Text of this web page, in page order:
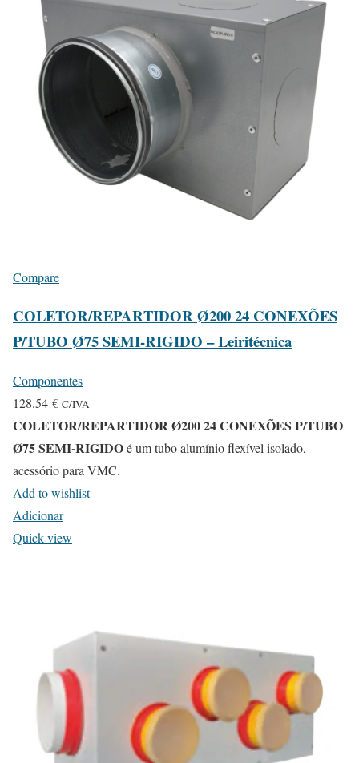
Compare
COLETOR/REPARTIDOR Ø200 24 CONEXÕES
P/TUBO Ø75 SEMI-RIGIDO – Leiritécnica
Componentes
128.54 € C/IVA
COLETOR/REPARTIDOR Ø200 24 CONEXÕES P/TUBO
Ø75 SEMI-RIGIDOé um tubo alumínio flexível isolado,
acessório para VMC.
Add to wishlist
Adicionar
Quick view